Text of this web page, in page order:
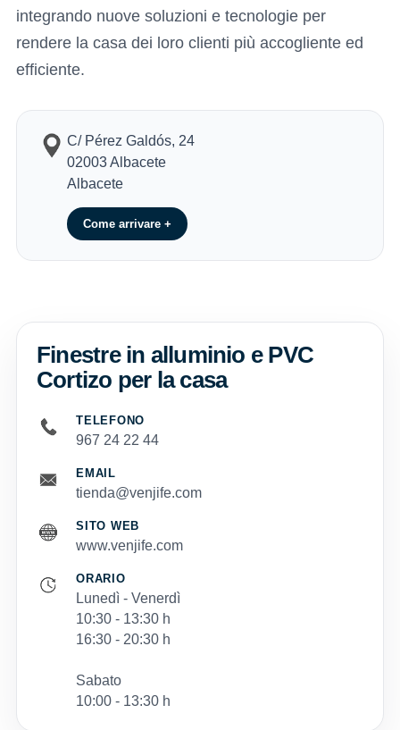
integrando nuove soluzioni e tecnologie per
rendere la casa dei loro clienti più accogliente ed
efficiente.
C/ Pérez Galdós, 24
02003 Albacete
Albacete
Come arrivare +
Finestre in alluminio e PVC
Cortizo per la casa
TELEFONO
967 24 22 44
EMAIL
tienda@venjife.com
SITO WEB
www.venjife.com
ORARIO
Lunedì - Venerdì
10:30 - 13:30 h
16:30 - 20:30 h
Sabato
10:00 - 13:30 h